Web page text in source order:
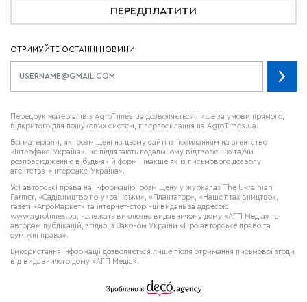
ПЕРЕДПЛАТИТИ
ОТРИМУЙТЕ ОСТАННІ НОВИНИ
Передрук матеріалів з AgroTimes.ua дозволяється лише за умови прямого,
відкритого для пошукових систем, гіперпосилання на AgroTimes.ua.
Всі матеріали, які розміщені на цьому сайті із посиланням на агентство
«Інтерфакс-Україна», не підлягають подальшому відтворенню та/чи
розповсюдженню в будь-якій формі, інакше як із письмового дозволу
агентства «Інтерфакс-Україна».
Усі авторські права на інформацію, розміщену у журналах The Ukrainian
Farmer , «Садівництво по-українськи», «Плантатор», «Наше птахівництво»,
газеті «АгроМаркет» та інтернет-сторінці видань за адресою
www.agrotimes.ua,
належать виключно видавничому дому «АГП Медіа» та
авторам публікацій, згідно із Законом України «Про авторське право та
суміжні права».
Використання інформації дозволяється лише після отримання письмової згоди
від видавничого дому «АГП Медіа».